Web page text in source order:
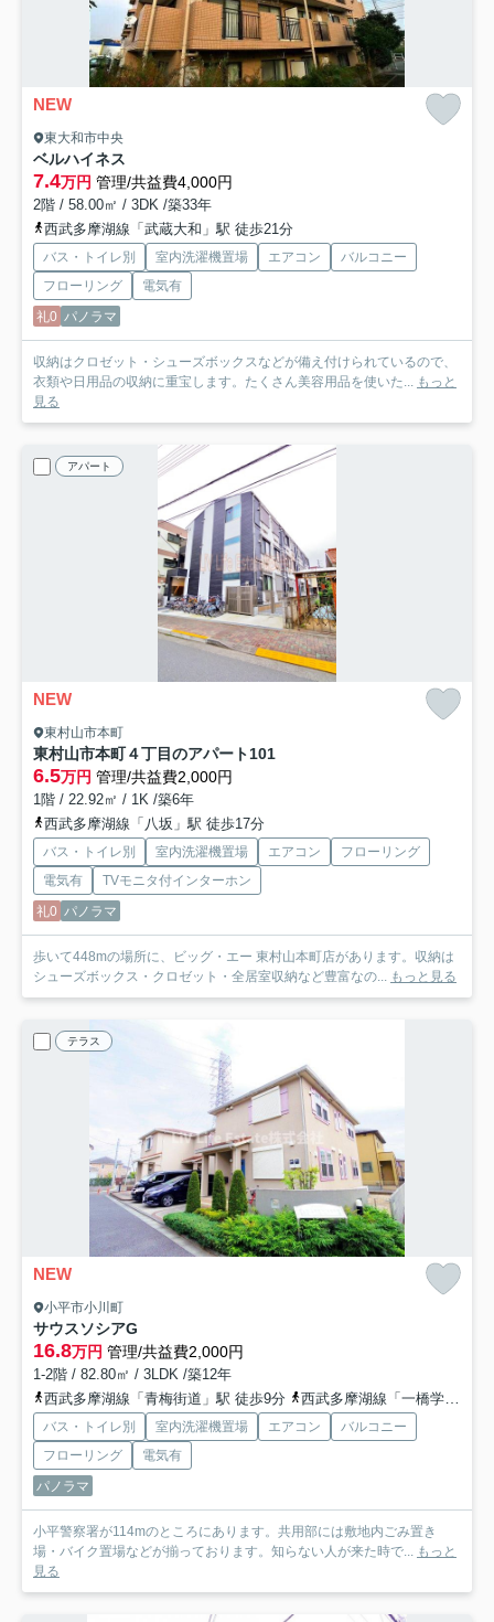
NEW
東大和市中央
ベルハイネス
7.4万円 管理/共益費4,000円
2階 / 58.00㎡ / 3DK /築33年
西武多摩湖線「武蔵大和」駅 徒歩21分
バス・トイレ別 室内洗濯機置場 エアコン
バルコニー
フローリング
電気有
礼0 パノラマ
収納はクロゼット・シューズボックスなどが備え付けられているので、
衣類や日用品の収納に重宝します。たくさん美容用品を使いた...
もっと
見る
アパート
NEW
東村山市本町
東村山市本町４丁目のアパート101
6.5万円 管理/共益費2,000円
1階 / 22.92㎡ / 1K /築6年
西武多摩湖線「八坂」駅 徒歩17分
バス・トイレ別 室内洗濯機置場 エアコン
フローリング
電気有
TVモニタ付インターホン
礼0 パノラマ
歩いて448mの場所に、ビッグ・エー 東村山本町店があります。収納は
シューズボックス・クロゼット・全居室収納など豊富なの...
もっと見る
テラス
NEW
小平市小川町
サウスソシアG
16.8万円 管理/共益費2,000円
1-2階 / 82.80㎡ / 3LDK /築12年
西武多摩湖線「青梅街道」駅 徒歩9分
西武多摩湖線「一橋学園」駅 徒歩17分
バス・トイレ別 室内洗濯機置場 エアコン
バルコニー
フローリング
電気有
パノラマ
小平警察署が114mのところにあります。共用部には敷地内ごみ置き
場・バイク置場などが揃っております。知らない人が来た時で...
もっと
見る